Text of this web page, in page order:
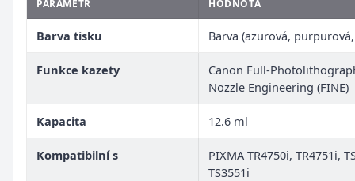
PARAMETR HODNOTA
Barva tisku Barva (azurová,
Funkce kazety
Canon Full-
Nozzle Engineering (FINE)
Kapacita 12.6 ml
Kompatibilní s
PIXMA TR4750i, TR4751i,
TS3551i